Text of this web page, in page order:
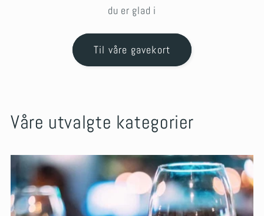
du er glad i
Til våre gavekort
Våre utvalgte kategorier